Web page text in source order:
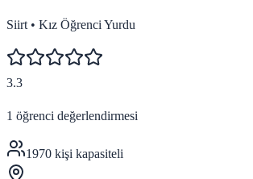
Siirt• Kız Öğrenci Yurdu
3.3
1 öğrenci değerlendirmesi
1970 kişi kapasiteli